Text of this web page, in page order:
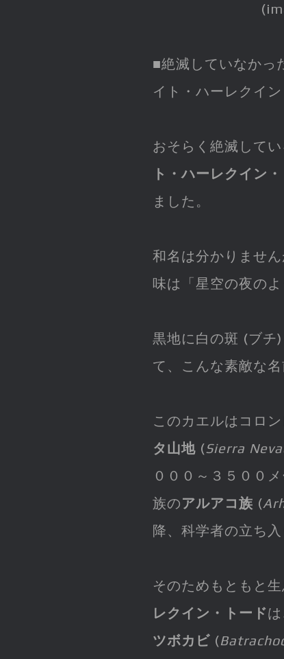
■絶滅していなかっ
イト・ハーレクイ
おそらく絶滅して
ト・ハーレクイン
ました。
和名は分かりませ
味は「星空の夜の
黒地に白の斑 (ブチ
て、こんな素敵な
このカエルはコロ
タ山地 (Sierra
０００～３５００
族のアルアコ族 (
降、科学者の立ち
そのためもともと
レクイン・トード
ツボカビ (